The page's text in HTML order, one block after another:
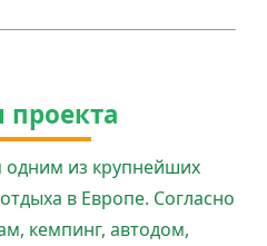
проекта
одним из крупнейших
в Европе. Согласно
кемпинг, автодом,